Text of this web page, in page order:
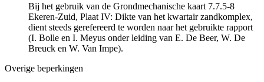
Bij het gebruik van de Grondmechanische kaart 7.7.5-8
Ekeren-Zuid, Plaat IV: Dikte van het kwartair zandkomplex,
dient steeds gerefereerd te worden naar het gebruikte rapport
(I. Bolle en I. Meyus onder leiding van E. De Beer, W. De
Breuck en W. Van Impe).
Overige beperkingen